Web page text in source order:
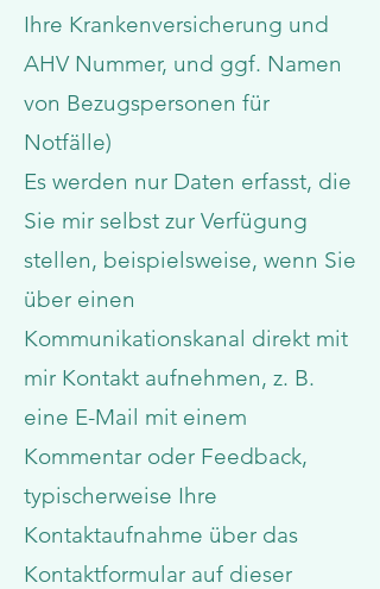
Ihre Krankenversicherung und
AHV Nummer, und ggf. Namen
von Bezugspersonen für
Notfälle)
Es werden nur Daten erfasst, die
Sie mir selbst zur Verfügung
stellen, beispielsweise, wenn Sie
über einen
Kommunikationskanal direkt mit
mir Kontakt aufnehmen, z. B.
eine E-Mail mit einem
Kommentar oder Feedback,
typischerweise Ihre
Kontaktaufnahme über das
Kontaktformular auf dieser